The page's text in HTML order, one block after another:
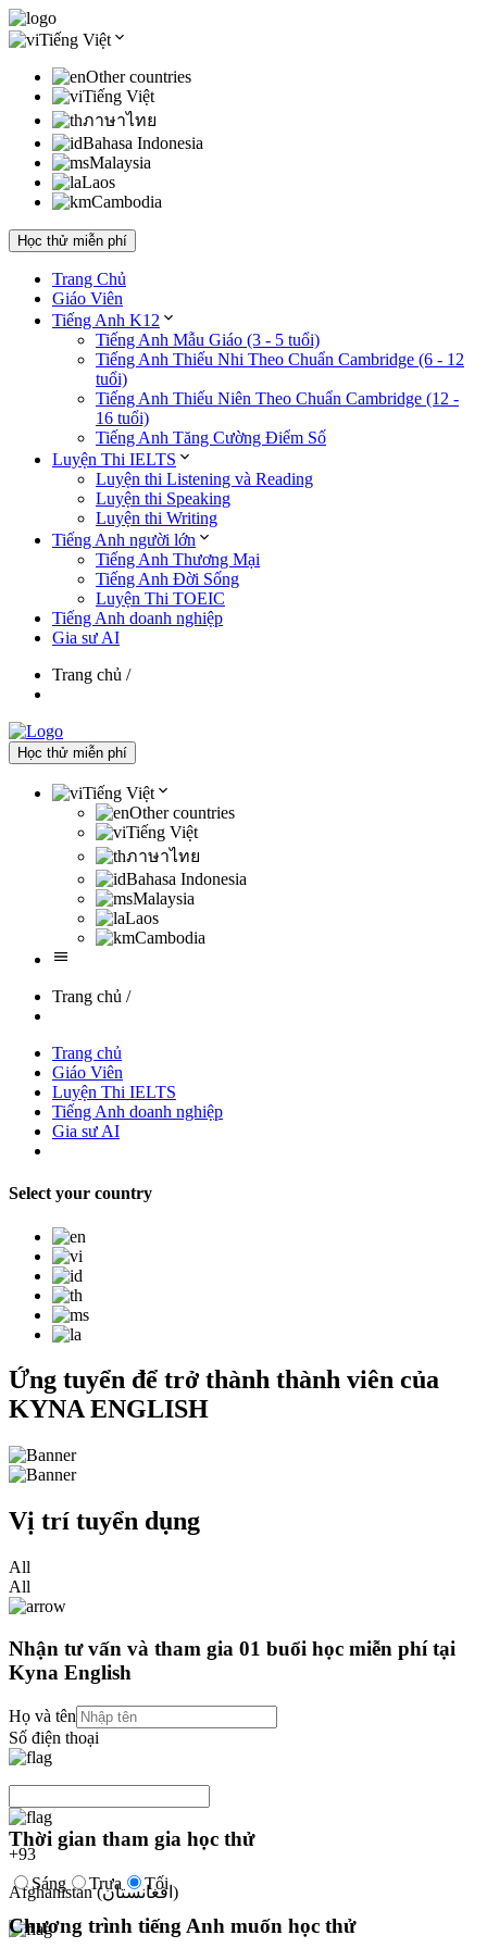
Tiếng Việt
Other countries
Tiếng Việt
ภาษาไทย
Bahasa Indonesia
Malaysia
Laos
Cambodia
Học thử miễn phí
Trang Chủ
Giáo Viên
Tiếng Anh K12
Tiếng Anh Mẫu Giáo (3 - 5 tuổi)
Tiếng Anh Thiếu Nhi Theo Chuẩn Cambridge (6 - 12
tuổi)
Tiếng Anh Thiếu Niên Theo Chuẩn Cambridge (12 -
16 tuổi)
Tiếng Anh Tăng Cường Điểm Số
Luyện Thi IELTS
Luyện thi Listening và Reading
Luyện thi Speaking
Luyện thi Writing
Tiếng Anh người lớn
Tiếng Anh Thương Mại
Tiếng Anh Đời Sống
Luyện Thi TOEIC
Tiếng Anh doanh nghiệp
Gia sư AI
Trang chủ /
Học thử miễn phí
Tiếng Việt
Other countries
Tiếng Việt
ภาษาไทย
Bahasa Indonesia
Malaysia
Laos
Cambodia
Trang chủ /
Trang chủ
Giáo Viên
Luyện Thi IELTS
Tiếng Anh doanh nghiệp
Gia sư AI
Select your country
Ứng tuyển để trở thành thành viên của
KYNA ENGLISH
Vị trí tuyển dụng
All
All
Nhận tư vấn và tham gia 01 buổi học miễn phí tại
Kyna English
Họ và tên
Số điện thoại
+93
Afghanistan (‫افغانستان‬‎)
Thời gian tham gia học thử
Sáng Trưa Tối
Chương trình tiếng Anh muốn học thử